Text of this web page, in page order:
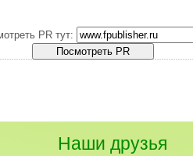
PR тут:
Наши друзья